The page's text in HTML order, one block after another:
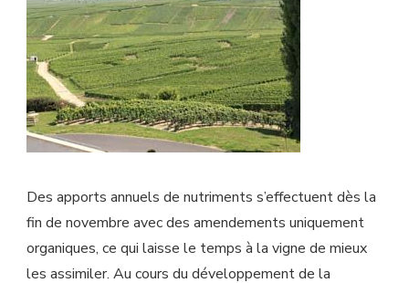
Des apports annuels de nutriments s’effectuent dès la
fin de novembre avec des amendements uniquement
organiques, ce qui laisse le temps à la vigne de mieux
les assimiler. Au cours du développement de la